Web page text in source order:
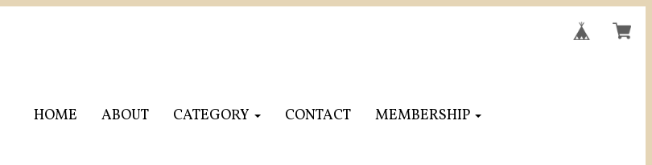
HOME ABOUT CATEGORY CONTACT MEMBERSHIP